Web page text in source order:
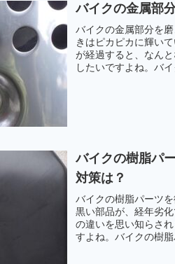
バイクの金属部
バイクの金属部分を
きはピカピカに輝い
が経過すると、なん
したいですよね。バ
バイクの樹脂パ
対策は？
バイクの樹脂パーツ
黒い部品が、経年劣
の違いを思い知らさ
すよね。バイクの樹